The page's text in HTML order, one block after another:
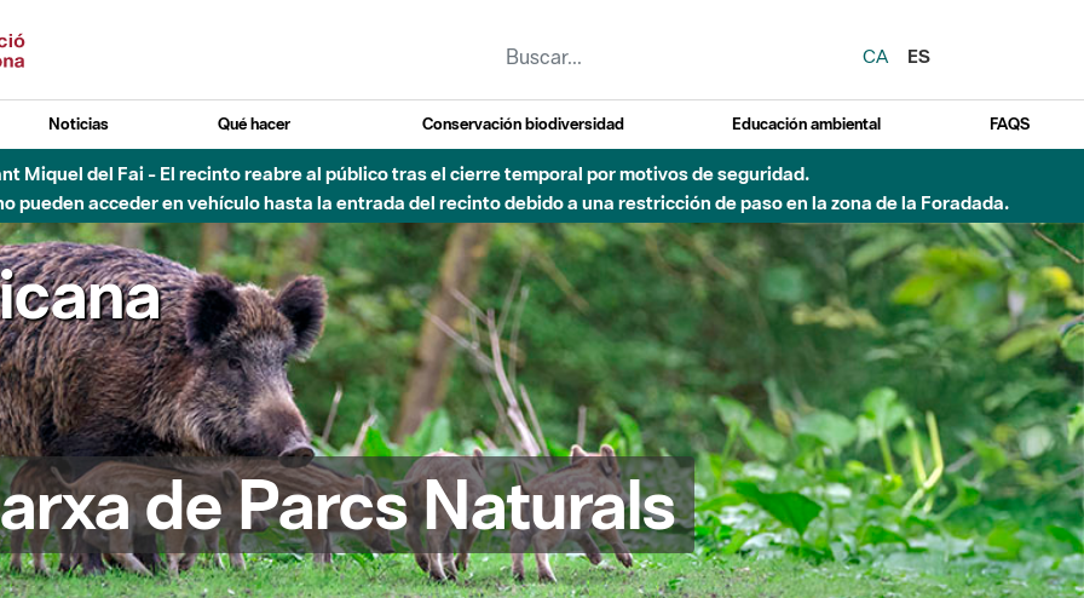
CA
ES
Noticias Qué hacer Conservación biodiversidad Educación ambiental FAQS
- Afectaciones en el cauce del Parque Fluvial del Besòs debido a obras de construcción de una pasarela sobre el río
de Parcs Naturals